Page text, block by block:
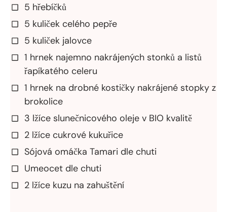
5 hřebíčků
5 kuliček celého pepře
5 kuliček jalovce
1 hrnek najemno nakrájených stonků a listů
řapíkatého celeru
1 hrnek na drobné kostičky nakrájené stopky z
brokolice
3 lžíce slunečnicového oleje v BIO kvalitě
2 lžíce cukrové kukuřice
Sójová omáčka Tamari dle chuti
Umeocet dle chuti
2 lžíce kuzu na zahuštění